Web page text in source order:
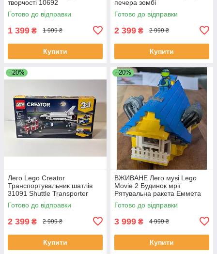
творчості 10692
Готово до відправки
1 399 ₴ 1 999 ₴
Купити
печера зомбі
Готово до відправки
2 399 ₴ 2 999 ₴
Купити
–20%
Лего Lego Creator
Транспортувальник шатлів
31091 Shuttle Transporter
Готово до відправки
2 399 ₴ 2 999 ₴
Купити
–20%
ВЖИВАНЕ Лего муві Lego
Movie 2 Будинок мрії
Рятувальна ракета Еммета
70831 Emmet's Dream House
Rescue Rocket!
Готово до відправки
3 999 ₴ 4 999 ₴
Купити